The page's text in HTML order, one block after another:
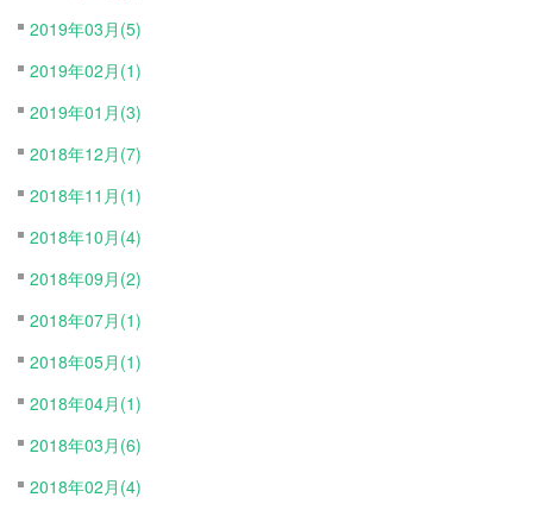
2019年03月(5)
2019年02月(1)
2019年01月(3)
2018年12月(7)
2018年11月(1)
2018年10月(4)
2018年09月(2)
2018年07月(1)
2018年05月(1)
2018年04月(1)
2018年03月(6)
2018年02月(4)